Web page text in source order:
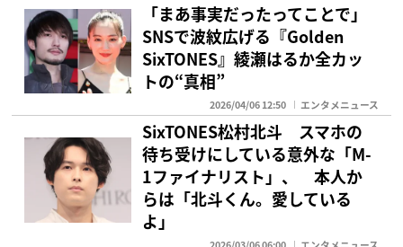
「まあ事実だったってことで」
SNSで波紋広げる『Golden
SixTONES』綾瀬はるか全カッ
トの“真相”
2026/04/06 12:50 エンタメニュース
SixTONES松村北斗 スマホの
待ち受けにしている意外な「M-
1ファイナリスト」、 本人か
らは「北斗くん。愛している
よ」